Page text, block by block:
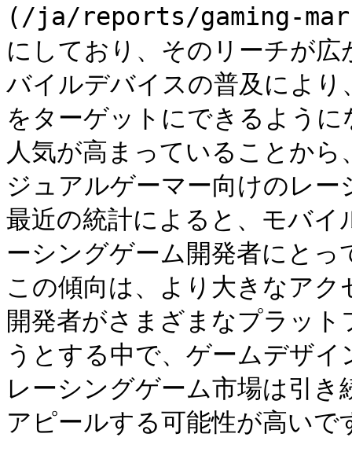
(/ja/reports/gaming-
にしており、そのリーチが
バイルデバイスの普及によ
をターゲットにできるよう
人気が高まっていることか
ジュアルゲーマー向けのレ
最近の統計によると、モバ
ーシングゲーム開発者にと
この傾向は、より大きなア
開発者がさまざまなプラッ
うとする中で、ゲームデザ
レーシングゲーム市場は引
アピールする可能性が高いで